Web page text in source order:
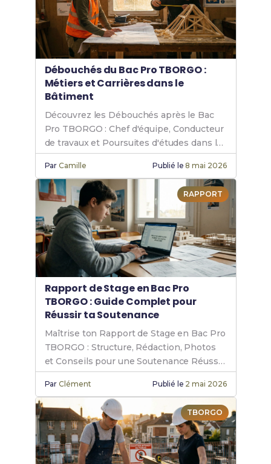
Débouchés du Bac Pro TBORGO :
Métiers et Carrières dans le
Bâtiment
Découvrez les Débouchés après le Bac
Pro TBORGO : Chef d'équipe, Conducteur
de travaux et Poursuites d'études dans le
bâtiment.
ParCamille Publié le8 mai 2026
RAPPORT
Rapport de Stage en Bac Pro
TBORGO : Guide Complet pour
Réussir ta Soutenance
Maîtrise ton Rapport de Stage en Bac Pro
TBORGO : Structure, Rédaction, Photos
et Conseils pour une Soutenance Réussie
en Gros Œuvre.
ParClément Publié le 2 mai 2026
TBORGO